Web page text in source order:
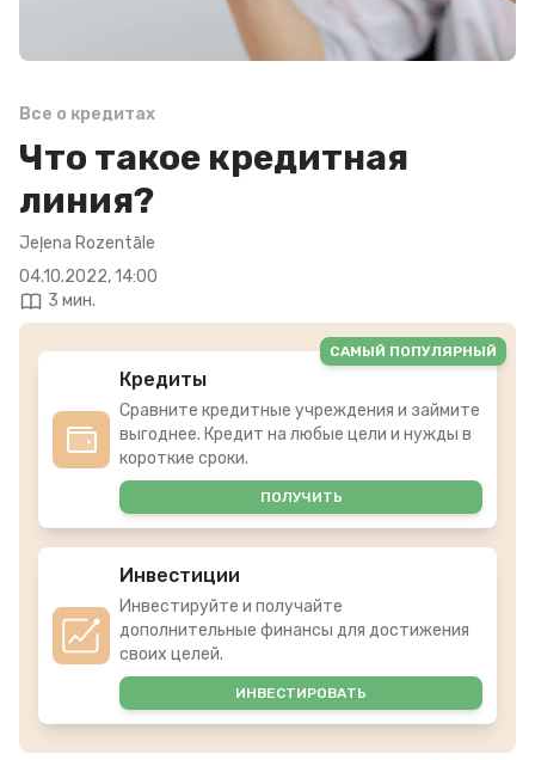
Все о кредитах
Что такое кредитная
линия?
Jeļena Rozentāle
04.10.2022, 14:00
3 мин.
Кредиты
Сравните кредитные учреждения и займите
выгоднее. Кредит на любые цели и нужды в
короткие сроки.
ПОЛУЧИТЬ
САМЫЙ ПОПУЛЯРНЫЙ
Инвестиции
Инвестируйте и получайте
дополнительные финансы для достижения
своих целей.
ИНВЕСТИРОВАТЬ